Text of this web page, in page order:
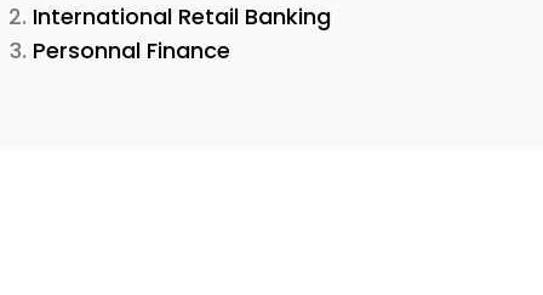
International Retail Banking
Personnal Finance